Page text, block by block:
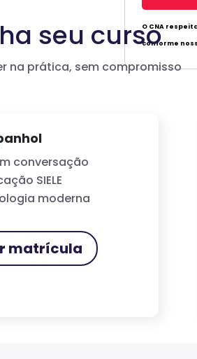
seu curso
na prática, sem compromisso
conversação
SIELE
moderna
matrícula